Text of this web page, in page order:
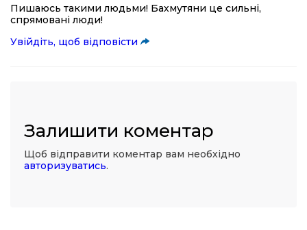
Пишаюсь такими людьми! Бахмутяни це сильні,
спрямовані люди!
Увійдіть, щоб відповісти
Залишити коментар
Щоб відправити коментар вам необхідно
авторизуватись.